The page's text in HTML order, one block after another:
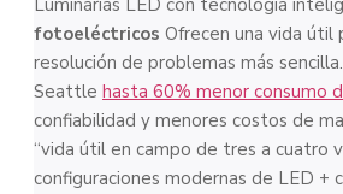
Luminarias LED con tecnología
fotoeléctricos Ofrecen una vida útil
resolución de problemas más
Seattle hasta 60% menor consumo
confiabilidad y menores costos de
“vida útil en campo de tres a cuatro
configuraciones modernas de LED +